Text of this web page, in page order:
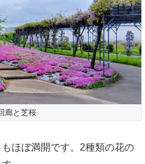
廊と芝桜
ほぼ満開です。2種類の花の